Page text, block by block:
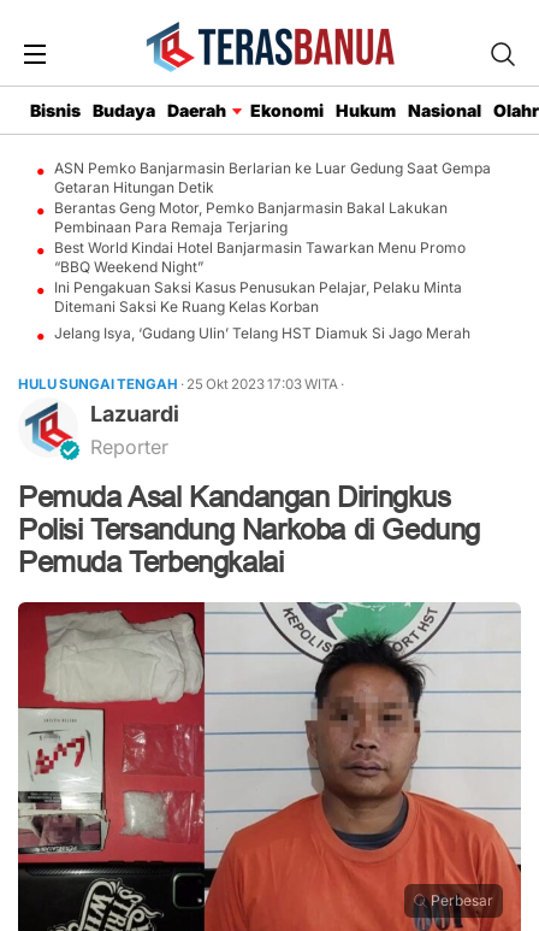
Bisnis Budaya Daerah Ekonomi Hukum Nasional
ASN Pemko Banjarmasin Berlarian ke Luar Gedung Saat Gempa
Getaran Hitungan Detik
Berantas Geng Motor, Pemko Banjarmasin Bakal Lakukan
Pembinaan Para Remaja Terjaring
Best World Kindai Hotel Banjarmasin Tawarkan Menu Promo
“BBQ Weekend Night”
Ini Pengakuan Saksi Kasus Penusukan Pelajar, Pelaku Minta
Ditemani Saksi Ke Ruang Kelas Korban
Jelang Isya, ‘Gudang Ulin’ Telang HST Diamuk Si Jago Merah
HULU SUNGAI TENGAH · 25 Okt 202317:03WITA ·
Lazuardi
Reporter
Pemuda Asal Kandangan Diringkus
Polisi Tersandung Narkoba di Gedung
Pemuda Terbengkalai
Perbesar